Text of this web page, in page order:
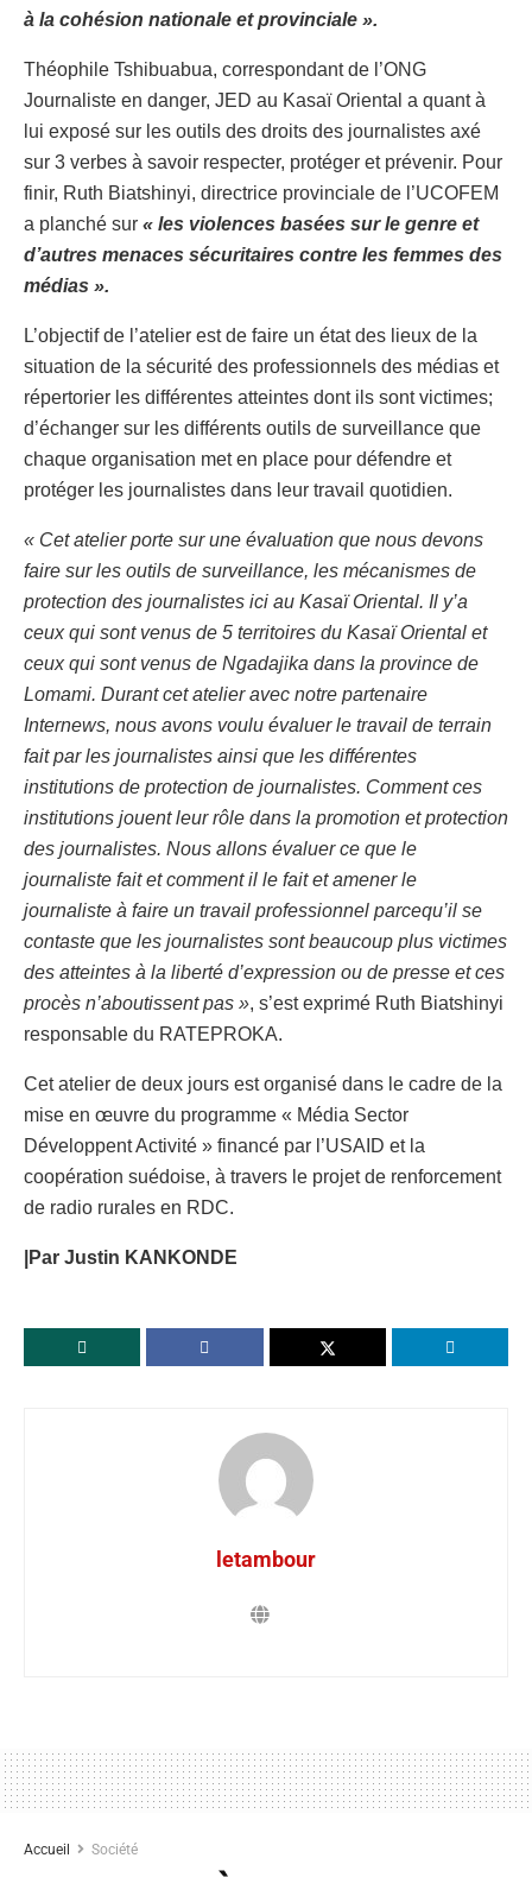
à la cohésion nationale et provinciale ».
Théophile Tshibuabua, correspondant de l’ONG
Journaliste en danger, JED au Kasaï Oriental a quant à
lui exposé sur les outils des droits des journalistes axé
sur 3 verbes à savoir respecter, protéger et prévenir. Pour
finir, Ruth Biatshinyi, directrice provinciale de l’UCOFEM
a planché sur « les violences basées sur le genre et
d’autres menaces sécuritaires contre les femmes des
médias ».
L’objectif de l’atelier est de faire un état des lieux de la
situation de la sécurité des professionnels des médias et
répertorier les différentes atteintes dont ils sont victimes;
d’échanger sur les différents outils de surveillance que
chaque organisation met en place pour défendre et
protéger les journalistes dans leur travail quotidien.
« Cet atelier porte sur une évaluation que nous devons
faire sur les outils de surveillance, les mécanismes de
protection des journalistes ici au Kasaï Oriental. Il y’a
ceux qui sont venus de 5 territoires du Kasaï Oriental et
ceux qui sont venus de Ngadajika dans la province de
Lomami. Durant cet atelier avec notre partenaire
Internews, nous avons voulu évaluer le travail de terrain
fait par les journalistes ainsi que les différentes
institutions de protection de journalistes. Comment ces
institutions jouent leur rôle dans la promotion et protection
des journalistes. Nous allons évaluer ce que le
journaliste fait et comment il le fait et amener le
journaliste à faire un travail professionnel parcequ’il se
contaste que les journalistes sont beaucoup plus victimes
des atteintes à la liberté d’expression ou de presse et ces
procès n’aboutissent pas », s’est exprimé Ruth Biatshinyi
responsable du RATEPROKA.
Cet atelier de deux jours est organisé dans le cadre de la
mise en œuvre du programme « Média Sector
Développent Activité » financé par l’USAID et la
coopération suédoise, à travers le projet de renforcement
de radio rurales en RDC.
|Par Justin KANKONDE
letambour
Accueil Société